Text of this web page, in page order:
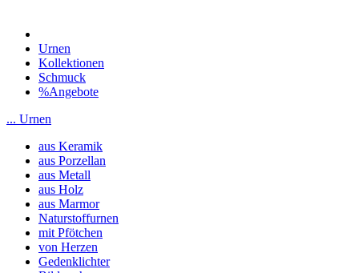
Urnen
Kollektionen
Schmuck
%Angebote
... Urnen
aus Keramik
aus Porzellan
aus Metall
aus Holz
aus Marmor
Naturstoffurnen
mit Pfötchen
von Herzen
Gedenklichter